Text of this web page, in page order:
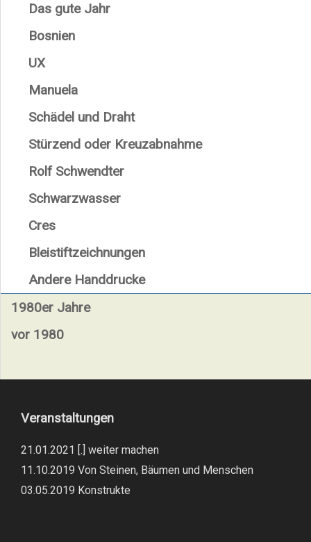
Das gute Jahr
Bosnien
UX
Manuela
Schädel und Draht
Stürzend oder Kreuzabnahme
Rolf Schwendter
Schwarzwasser
Cres
Bleistiftzeichnungen
Andere Handdrucke
1980er Jahre
vor 1980
Veranstaltungen
21.01.2021 [.] weiter machen
11.10.2019 Von Steinen, Bäumen und Menschen
03.05.2019 Konstrukte